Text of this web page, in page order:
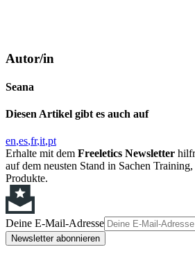
Autor/in
Seana
Diesen Artikel gibt es auch auf
en es fr it pt
Erhalte mit dem Freeletics Newsletter
auf dem neusten Stand in Sachen
Produkte.
Deine E-Mail-Adresse
Newsletter abonnieren